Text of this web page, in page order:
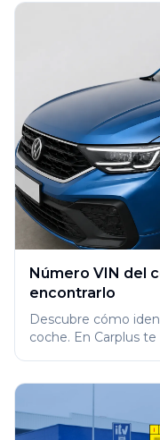
Número VIN del
encontrarlo
Descubre cómo
coche. En Carplus